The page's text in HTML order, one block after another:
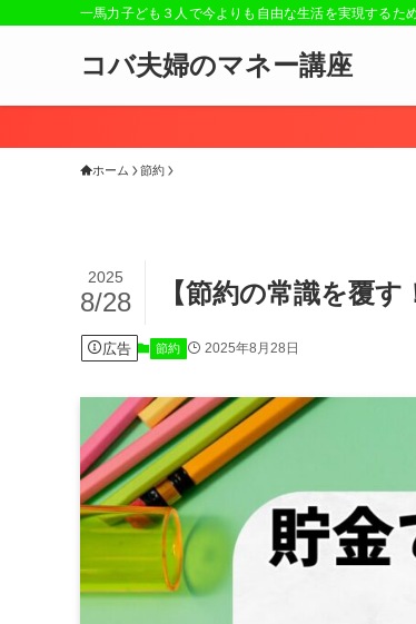
一馬力子ども３人で今よりも自由な生活を実現するた
コバ夫婦のマネー講座
ホーム 節約
【節約の常識を覆
2025
8/28
広告 節約 2025年8月28日